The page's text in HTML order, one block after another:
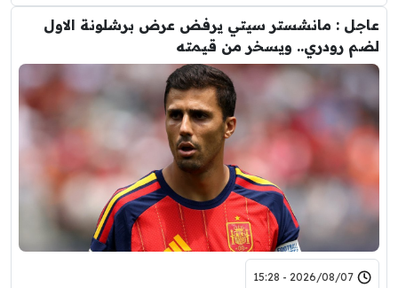
عاجل : مانشستر سيتي يرفض عرض برشلونة الاول
لضم رودري.. ويسخر من قيمته
2026/08/07 - 15:28